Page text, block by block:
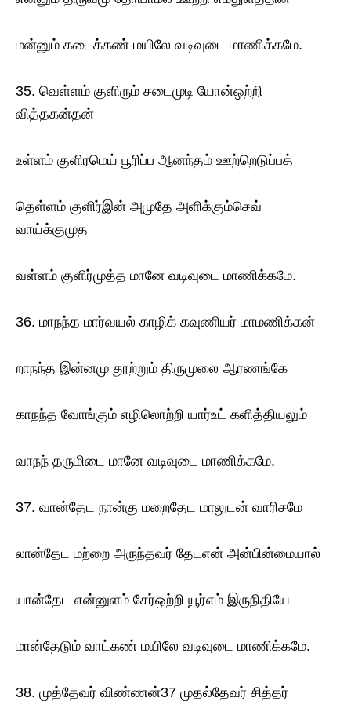
மன்னும் கடைக்கண் மயிலே வடிவுடை மாணிக்கமே.
35. வெள்ளம் குளிரும் சடைமுடி யோன்ஒற்றி
வித்தகன்தன்
உள்ளம் குளிரமெய் பூரிப்ப ஆனந்தம் ஊற்றெடுப்பத்
தெள்ளம் குளிர்இன் அமுதே அளிக்கும்செவ்
வாய்க்குமுத
வள்ளம் குளிர்முத்த மானே வடிவுடை மாணிக்கமே.
36. மாநந்த மார்வயல் காழிக் கவுணியர் மாமணிக்கன்
றாநந்த இன்னமு தூற்றும் திருமுலை ஆரணங்கே
காநந்த வோங்கும் எழிலொற்றி யார்உட் களித்தியலும்
வாநந் தருமிடை மானே வடிவுடை மாணிக்கமே.
37. வான்தேட நான்கு மறைதேட மாலுடன் வாரிசமே
லான்தேட மற்றை அருந்தவர் தேடஎன் அன்பின்மையால்
யான்தேட என்னுளம் சேர்ஒற்றி யூர்எம் இருநிதியே
மான்தேடும் வாட்கண் மயிலே வடிவுடை மாணிக்கமே.
38. முத்தேவர் விண்ணன்37 முதல்தேவர் சித்தர்